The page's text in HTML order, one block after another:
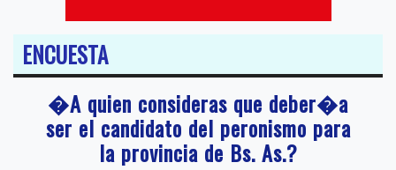
ENCUESTA
�A quien consideras que deber�a
ser el candidato del peronismo para
la provincia de Bs. As.?